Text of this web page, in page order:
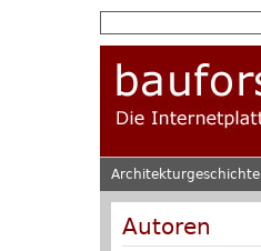
Architekturgeschichte
Autoren